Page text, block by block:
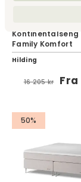
Kontinentalseng
Family Komfort
Hilding
16 205 kr Fra
50%